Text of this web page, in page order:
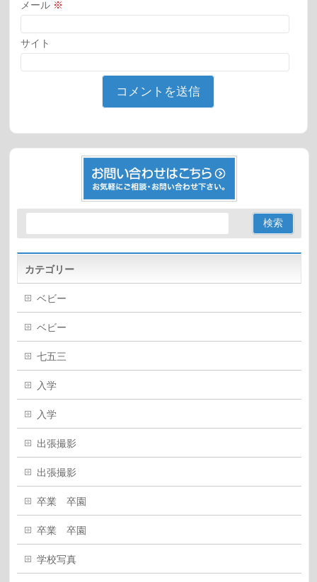
メール ※
サイト
カテゴリー
ベビー
ベビー
七五三
入学
入学
出張撮影
出張撮影
卒業 卒園
卒業 卒園
学校写真